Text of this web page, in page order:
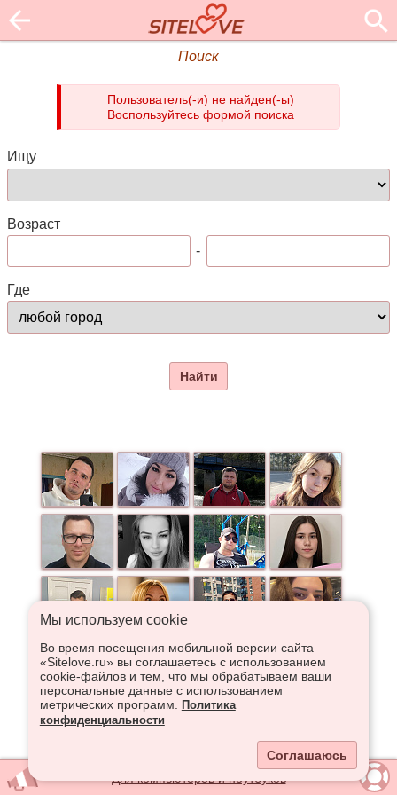
Поиск
Пользователь(-и) не найден(-ы)
Воспользуйтесь формой поиска
Ищу
Возраст
-
Где
Найти
Мы используем сookie
Во время посещения мобильной версии сайта
«Sitelove.ru» вы соглашаетесь с использованием
cookie-файлов и тем, что мы обрабатываем ваши
персональные данные с использованием
метрических программ.
Политика
конфиденциальности
Соглашаюсь
Для компьютеров и ноутбуков